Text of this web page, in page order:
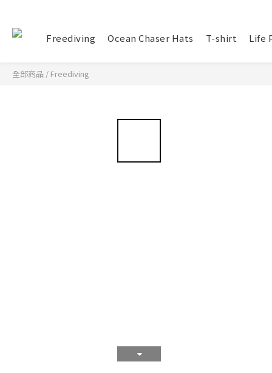
Freediving Ocean Chaser Hats T-shirt Life
全部商品 / Freediving